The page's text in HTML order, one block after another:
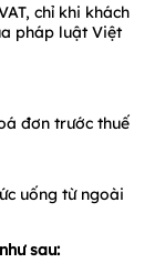
chỉ khi khách
pháp luật Việt
đơn trước thuế
uống từ ngoài
sau: